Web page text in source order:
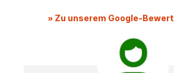
» Zu unserem Google-